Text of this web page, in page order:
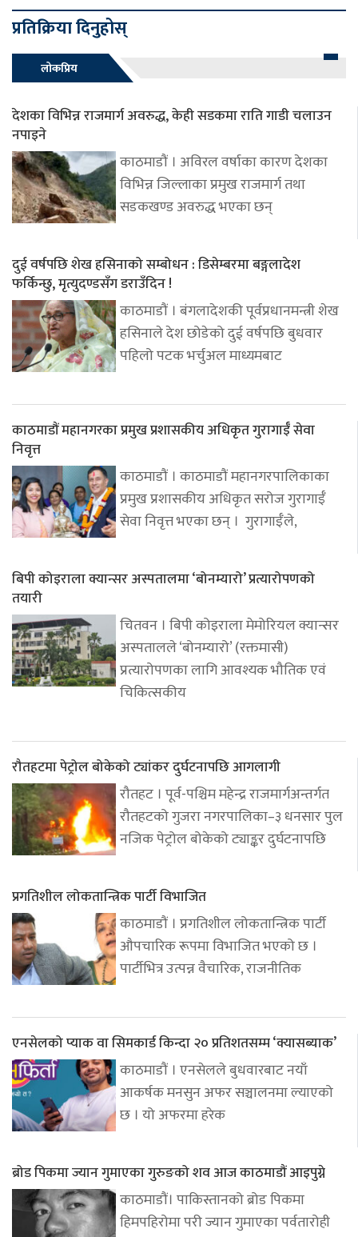
प्रतिक्रिया दिनुहोस्
लोकप्रिय
देशका विभिन्न राजमार्ग अवरुद्ध, केही सडकमा राति गाडी चलाउन
नपाइने
काठमाडौं । अविरल वर्षाका कारण देशका
विभिन्न जिल्लाका प्रमुख राजमार्ग तथा
सडकखण्ड अवरुद्ध भएका छन्
दुई वर्षपछि शेख हसिनाको सम्बोधन : डिसेम्बरमा बङ्गलादेश
फर्किन्छु, मृत्युदण्डसँग डराउँदिन !
काठमाडौं । बंगलादेशकी पूर्वप्रधानमन्त्री शेख
हसिनाले देश छोडेको दुई वर्षपछि बुधवार
पहिलो पटक भर्चुअल माध्यमबाट
काठमाडौं महानगरका प्रमुख प्रशासकीय अधिकृत गुरागाईँ सेवा
निवृत्त
काठमाडौं । काठमाडौं महानगरपालिकाका
प्रमुख प्रशासकीय अधिकृत सरोज गुरागाईँ
सेवा निवृत्त भएका छन् । गुरागाईँले,
बिपी कोइराला क्यान्सर अस्पतालमा ‘बोनम्यारो’ प्रत्यारोपणको
तयारी
चितवन । बिपी कोइराला मेमोरियल क्यान्सर
अस्पतालले ‘बोनम्यारो’ (रक्तमासी)
प्रत्यारोपणका लागि आवश्यक भौतिक एवं
चिकित्सकीय
रौतहटमा पेट्रोल बोकेको ट्यांकर दुर्घटनापछि आगलागी
रौतहट । पूर्व-पश्चिम महेन्द्र राजमार्गअन्तर्गत
रौतहटको गुजरा नगरपालिका–३ धनसार पुल
नजिक पेट्रोल बोकेको ट्याङ्कर दुर्घटनापछि
प्रगतिशील लोकतान्त्रिक पार्टी विभाजित
काठमाडौं । प्रगतिशील लोकतान्त्रिक पार्टी
औपचारिक रूपमा विभाजित भएको छ ।
पार्टीभित्र उत्पन्न वैचारिक, राजनीतिक
एनसेलको प्याक वा सिमकार्ड किन्दा २० प्रतिशतसम्म ‘क्यासब्याक’
काठमाडौं । एनसेलले बुधवारबाट नयाँ
आकर्षक मनसुन अफर सञ्चालनमा ल्याएको
छ । यो अफरमा हरेक
ब्रोड पिकमा ज्यान गुमाएका गुरुङको शव आज काठमाडौं आइपुग्ने
काठमाडौं। पाकिस्तानको ब्रोड पिकमा
हिमपहिरोमा परी ज्यान गुमाएका पर्वतारोही